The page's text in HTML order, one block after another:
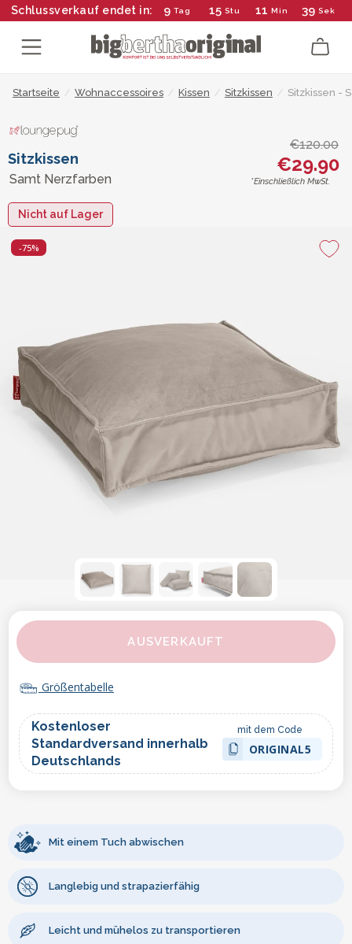
Schlussverkauf endet in: 9 Tag 15 Stu 11 Min 39 Sek
Startseite / Wohnaccessoires / Kissen / Sitzkissen / Sitzkissen -
Sitzkissen
Samt Nerzfarben
€120.00
€29.90
*Einschließlich MwSt.
Nicht auf Lager
-75%
AUSVERKAUFT
Größentabelle
Kostenloser
Standardversand innerhalb
Deutschlands
mit dem Code
ORIGINAL5
Mit einem Tuch abwischen
Langlebig und strapazierfähig
Leicht und mühelos zu transportieren